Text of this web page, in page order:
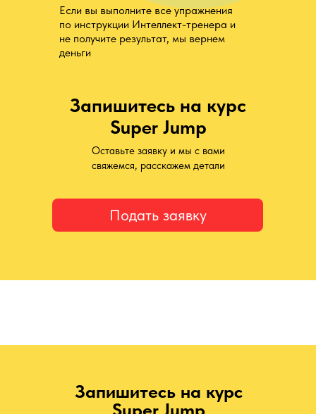
Подать заявку
Запишитесь на курс
Super Jump
Оставьте заявку и мы с вами
свяжемся, расскажем детали
Если вы выполните все упражнения
по инструкции Интеллект-тренера и
не получите результат, мы вернем
деньги
Запишитесь на курс
Super Jump